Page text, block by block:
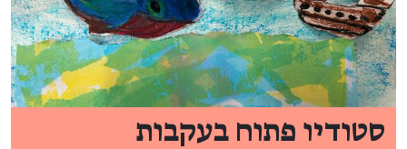
סטודיו פתוח בעקבות